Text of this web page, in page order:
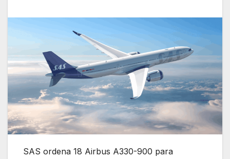
SAS ordena 18 Airbus A330-900 para